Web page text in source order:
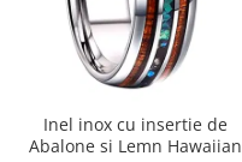
Inel inox cu insertie de
Abalone si Lemn Hawaiian